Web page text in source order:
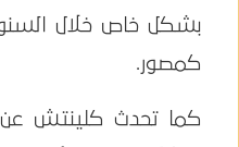
كمصور.
كما تحدث كلينتش عن